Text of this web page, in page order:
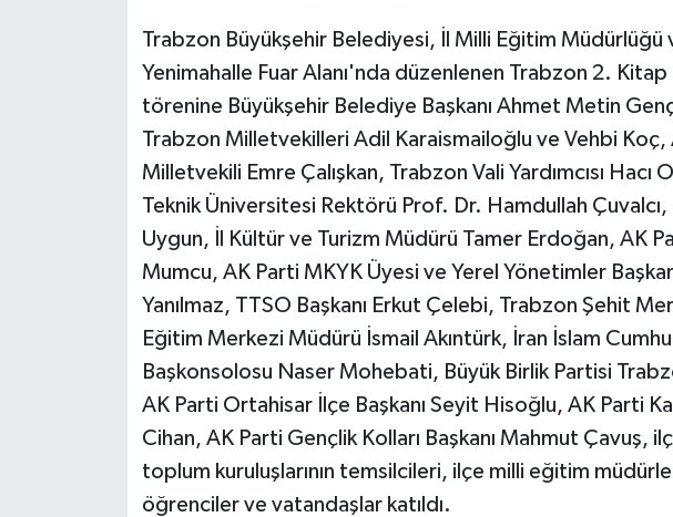
Trabzon Büyükşehir Belediyesi, İl Milli Eğitim Müdürlüğü
Yenimahalle Fuar Alanı'nda düzenlenen Trabzon 2. Kitap
törenine Büyükşehir Belediye Başkanı Ahmet Metin
Trabzon Milletvekilleri Adil Karaismailoğlu ve Vehbi Koç,
Milletvekili Emre Çalışkan, Trabzon Vali Yardımcısı
Teknik Üniversitesi Rektörü Prof. Dr. Hamdullah
Uygun, İl Kültür ve Turizm Müdürü Tamer Erdoğan, AK
Mumcu, AK Parti MKYK Üyesi ve Yerel Yönetimler Başkan
Yanılmaz, TTSO Başkanı Erkut Çelebi, Trabzon Şehit
Eğitim Merkezi Müdürü İsmail Akıntürk, İran İslam
Başkonsolosu Naser Mohebati, Büyük Birlik Partisi
AK Parti Ortahisar İlçe Başkanı Seyit Hisoğlu, AK Parti
Cihan, AK Parti Gençlik Kolları Başkanı Mahmut Çavuş,
toplum kuruluşlarının temsilcileri, ilçe milli eğitim
öğrenciler ve vatandaşlar katıldı.